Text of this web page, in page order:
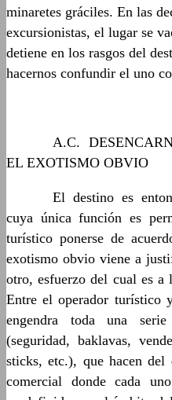
minaretes gráciles. En las
excursionistas, el lugar se
detiene en los rasgos del
hacernos confundir el uno
A.C.
EL EXOTISMO OBVIO
El destino es
cuya única función es
turístico ponerse de
exotismo obvio viene a
otro, esfuerzo del cual es
Entre el operador turístico
engendra toda una
(seguridad, baklavas,
sticks, etc.), que hacen del
comercial donde cada